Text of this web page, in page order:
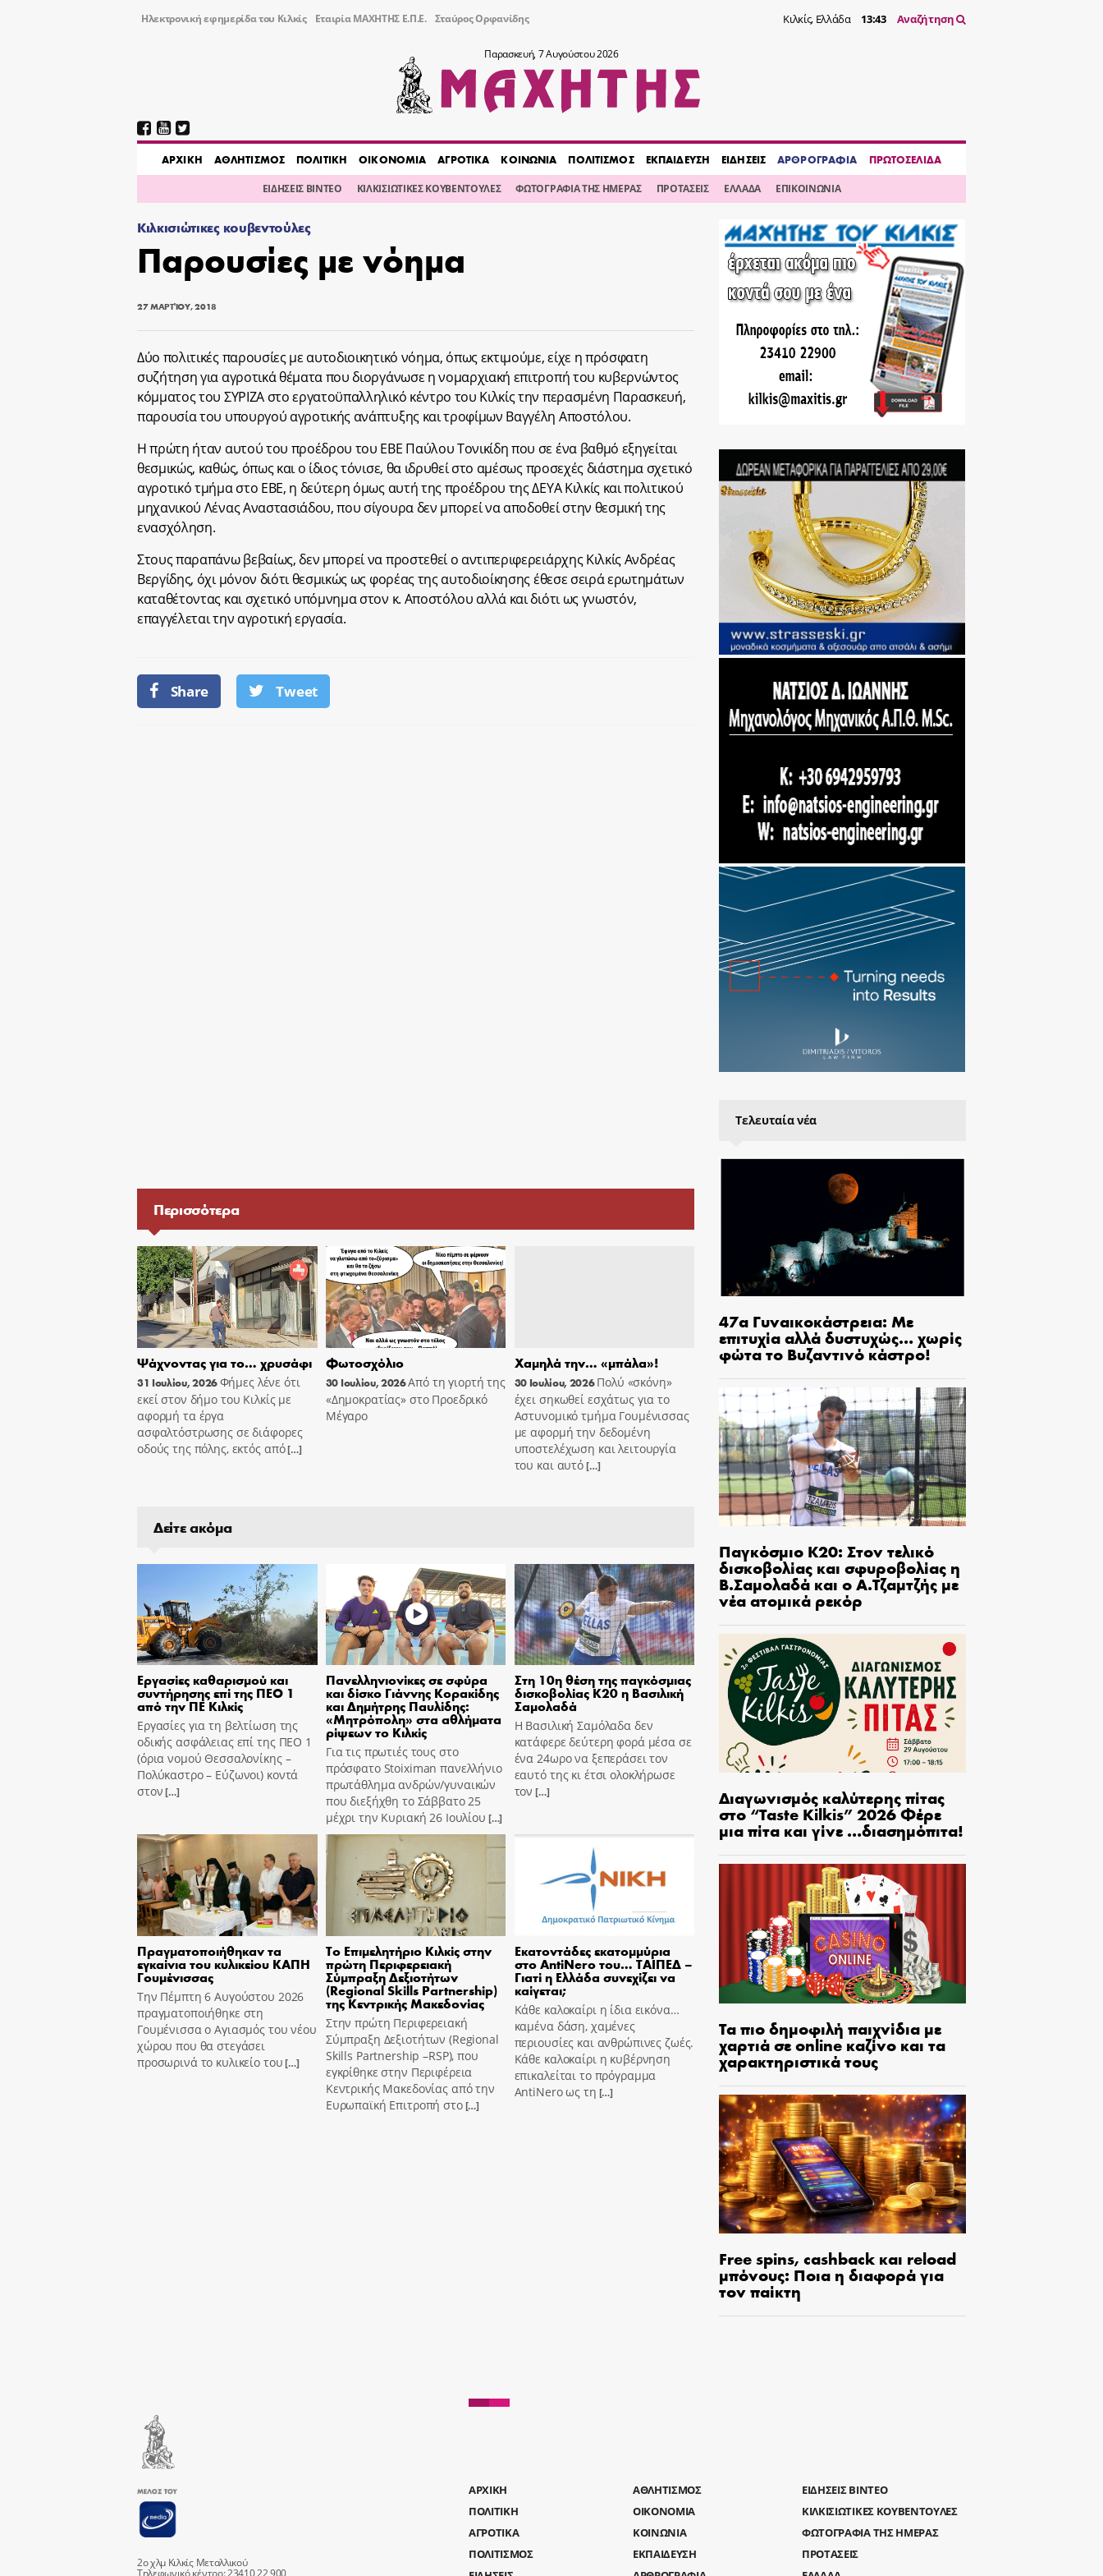
Ηλεκτρονική εφημερίδα του Κιλκίς Εταιρία ΜΑΧΗΤΗΣ Ε.Π.Ε. Σταύρος Ορφανίδης Κιλκίς, Ελλάδα 13:43 Αναζήτηση
Παρασκευή, 7 Αυγούστου 2026
AΡΧΙΚΗ ΑΘΛΗΤΙΣΜΟΣ ΠΟΛΙΤΙΚΗ ΟΙΚΟΝΟΜΙΑ ΑΓΡΟΤΙΚΑ ΚΟΙΝΩΝΙΑ ΠΟΛΙΤΙΣΜΟΣ ΕΚΠΑΙΔΕΥΣΗ ΕΙΔΗΣΕΙΣ ΑΡΘΡΟΓΡΑΦΙΑ ΠΡΩΤΟΣΕΛΙΔΑ
ΕΙΔΗΣΕΙΣ ΒΙΝΤΕΟ ΚΙΛΚΙΣΙΩΤΙΚΕΣ ΚΟΥΒΕΝΤΟΥΛΕΣ ΦΩΤΟΓΡΑΦΙΑ ΤΗΣ ΗΜΕΡΑΣ ΠΡΟΤΑΣΕΙΣ ΕΛΛΑΔΑ ΕΠΙΚΟΙΝΩΝΙΑ
Κιλκισιώτικες κουβεντούλες
Παρουσίες με νόημα
27 ΜΑΡΤΊΟΥ, 2018
Δύο πολιτικές παρουσίες με αυτοδιοικητικό νόημα, όπως εκτιμούμε, είχε η πρόσφατη
συζήτηση για αγροτικά θέματα που διοργάνωσε η νομαρχιακή επιτροπή του κυβερνώντος
κόμματος του ΣΥΡΙΖΑ στο εργατοϋπαλληλικό κέντρο του Κιλκίς την περασμένη Παρασκευή,
παρουσία του υπουργού αγροτικής ανάπτυξης και τροφίμων Βαγγέλη Αποστόλου.
Η πρώτη ήταν αυτού του προέδρου του ΕΒΕ Παύλου Τονικίδη που σε ένα βαθμό εξηγείται
θεσμικώς, καθώς, όπως και ο ίδιος τόνισε, θα ιδρυθεί στο αμέσως προσεχές διάστημα σχετικό
αγροτικό τμήμα στο ΕΒΕ, η δεύτερη όμως αυτή της προέδρου της ΔΕΥΑ Κιλκίς και πολιτικού
μηχανικού Λένας Αναστασιάδου, που σίγουρα δεν μπορεί να αποδοθεί στην θεσμική της
ενασχόληση.
Στους παραπάνω βεβαίως, δεν μπορεί να προστεθεί ο αντιπεριφερειάρχης Κιλκίς Ανδρέας
Βεργίδης, όχι μόνον διότι θεσμικώς ως φορέας της αυτοδιοίκησης έθεσε σειρά ερωτημάτων
καταθέτοντας και σχετικό υπόμνημα στον κ. Αποστόλου αλλά και διότι ως γνωστόν,
επαγγέλεται την αγροτική εργασία.
Share Tweet
Περισσότερα
Ψάχνοντας για το… χρυσάφι
31 Ιουλίου, 2026Φήμες λένε ότι
εκεί στον δήμο του Κιλκίς με
αφορμή τα έργα
ασφαλτόστρωσης σε διάφορες
οδούς της πόλης, εκτός από[…]
Φωτοσχόλιο
30 Ιουλίου, 2026Από τη γιορτή της
«Δημοκρατίας» στο Προεδρικό
Μέγαρο
Χαμηλά την… «μπάλα»!
30 Ιουλίου, 2026Πολύ «σκόνη»
έχει σηκωθεί εσχάτως για το
Αστυνομικό τμήμα Γουμένισσας
με αφορμή την δεδομένη
υποστελέχωση και λειτουργία
του και αυτό[…]
Δείτε ακόμα
Εργασίες καθαρισμού και
συντήρησης επί της ΠΕΟ 1
από την ΠΕ Κιλκίς
Εργασίες για τη βελτίωση της
οδικής ασφάλειας επί της ΠΕΟ 1
(όρια νομού Θεσσαλονίκης –
Πολύκαστρο – Εύζωνοι) κοντά
στον[…]
Πανελληνιονίκες σε σφύρα
και δίσκο Γιάννης Κορακίδης
και Δημήτρης Παυλίδης:
«Μητρόπολη» στα αθλήματα
ρίψεων το Κιλκίς
Για τις πρωτιές τους στο
πρόσφατο Stoiximan πανελλήνιο
πρωτάθλημα ανδρών/γυναικών
που διεξήχθη το Σάββατο 25
μέχρι την Κυριακή 26 Ιουλίου […]
Στη 10η θέση της παγκόσμιας
δισκοβολίας Κ20 η Βασιλική
Σαμολαδά
Η Βασιλική Σαμόλαδα δεν
κατάφερε δεύτερη φορά μέσα σε
ένα 24ωρο να ξεπεράσει τον
εαυτό της κι έτσι ολοκλήρωσε
τον […]
Πραγματοποιήθηκαν τα
εγκαίνια του κυλικείου ΚΑΠΗ
Γουμένισσας
Την Πέμπτη 6 Αυγούστου 2026
πραγματοποιήθηκε στη
Γουμένισσα ο Αγιασμός του νέου
χώρου που θα στεγάσει
προσωρινά το κυλικείο του[…]
Το Επιμελητήριο Κιλκίς στην
πρώτη Περιφερειακή
Σύμπραξη Δεξιοτήτων
(Regional Skills Partnership)
της Κεντρικής Μακεδονίας
Στην πρώτη Περιφερειακή
Σύμπραξη Δεξιοτήτων (Regional
Skills Partnership –RSP), που
εγκρίθηκε στην Περιφέρεια
Κεντρικής Μακεδονίας από την
Ευρωπαϊκή Επιτροπή στο[…]
Εκατοντάδες εκατομμύρια
στο AntiNero του… ΤΑΙΠΕΔ –
Γιατί η Ελλάδα συνεχίζει να
καίγεται;
Κάθε καλοκαίρι η ίδια εικόνα…
καμένα δάση, χαμένες
περιουσίες και ανθρώπινες ζωές.
Κάθε καλοκαίρι η κυβέρνηση
επικαλείται το πρόγραμμα
AntiNero ως τη […]
Τελευταία νέα
47α Γυναικοκάστρεια: Με
επιτυχία αλλά δυστυχώς… χωρίς
φώτα το Βυζαντινό κάστρο!
Παγκόσμιο Κ20: Στον τελικό
δισκοβολίας και σφυροβολίας η
Β.Σαμολαδά και ο Α.Τζαμτζής με
νέα ατομικά ρεκόρ
Διαγωνισμός καλύτερης πίτας
στο “Taste Kilkis” 2026 Φέρε
μια πίτα και γίνε …διασημόπιτα!
Τα πιο δημοφιλή παιχνίδια με
χαρτιά σε online καζίνο και τα
χαρακτηριστικά τους
Free spins, cashback και reload
μπόνους: Ποια η διαφορά για
τον παίκτη
2ο χλμ Κιλκίς Μεταλλικού
Τηλεφωνικό κέντρο: 23410 22 900
AΡΧΙΚΗ
ΑΘΛΗΤΙΣΜΟΣ
ΠΟΛΙΤΙΚΗ
ΟΙΚΟΝΟΜΙΑ
ΑΓΡΟΤΙΚΑ
ΚΟΙΝΩΝΙΑ
ΠΟΛΙΤΙΣΜΟΣ
ΕΚΠΑΙΔΕΥΣΗ
ΕΙΔΗΣΕΙΣ ΒΙΝΤΕΟ
ΚΙΛΚΙΣΙΩΤΙΚΕΣ ΚΟΥΒΕΝΤΟΥΛΕΣ
ΦΩΤΟΓΡΑΦΙΑ ΤΗΣ ΗΜΕΡΑΣ
ΠΡΟΤΑΣΕΙΣ